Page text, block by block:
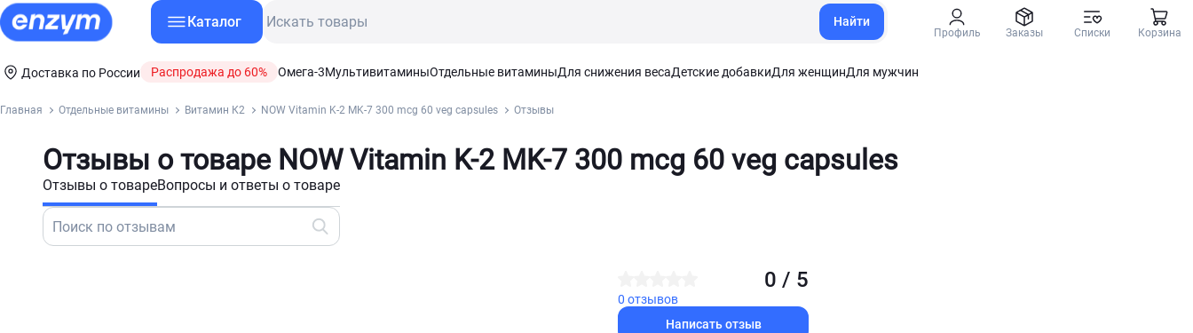
Каталог Найти
Профиль Заказы Списки Корзина
Доставка по России Распродажа до 60% Омега-3МультивитаминыОтдельные витаминыДля снижения весаДетские добавкиДля женщинДля мужчин
Главная Отдельные витамины Витамин К2 NOW Vitamin K-2 MK-7 300 mcg 60 veg capsules Отзывы
Отзывы о товаре NOW Vitamin K-2 MK-7 300 mcg 60 veg capsules
Отзывы о товареВопросы и ответы о товаре
0 / 5
0 отзывов
Написать отзыв